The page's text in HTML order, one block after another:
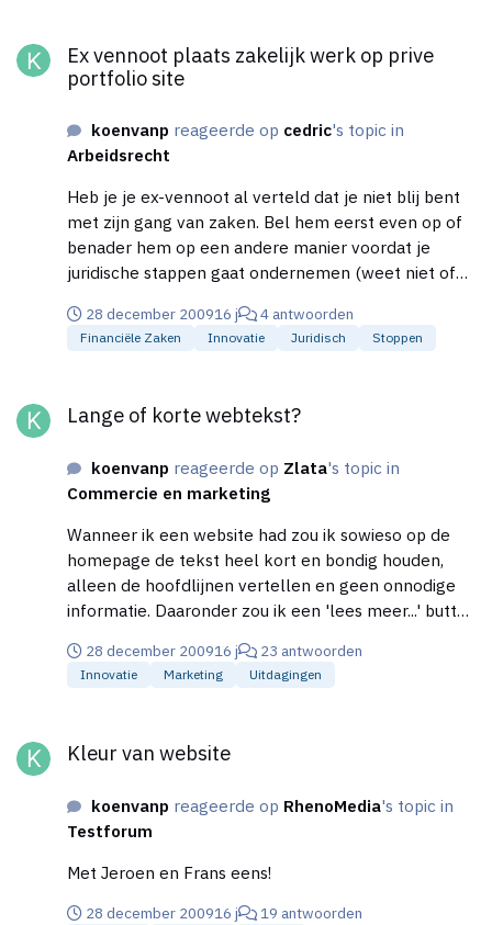
van de website niet ten goede komen. Wat ik wel
erg mooi vind is de header.
Ex vennoot plaats zakelijk werk op prive
portfolio site
koenvanp reageerde op cedric's topic in
Arbeidsrecht
Heb je je ex-vennoot al verteld dat je niet blij bent
met zijn gang van zaken. Bel hem eerst even op of
benader hem op een andere manier voordat je
juridische stappen gaat ondernemen (weet niet of
nooit dingen tegen hem gebruiken, dreigen of iets
anders. Dat kan alleen maar in jou nadeel werken!
28 december 200916 j 4 antwoorden
Financiële Zaken Innovatie Juridisch Stoppen
Lange of korte webtekst?
koenvanp reageerde op Zlata's topic in
Commercie en marketing
Wanneer ik een website had zou ik sowieso op de
homepage de tekst heel kort en bondig houden,
alleen de hoofdlijnen vertellen en geen onnodige
informatie. Daaronder zou ik een 'lees meer...' button
meteen door kunnen klikken naar een langere
tekst. Deze tekst zou iets uitgebreider moeten zijn,
computerbeeldscherm. Als mensen echt interesse
vragen over de telefoon of mail.
28 december 200916 j 23 antwoorden
Innovatie Marketing Uitdagingen
Kleur van website
koenvanp reageerde op RhenoMedia's topic in
Testforum
Met Jeroen en Frans eens!
28 december 200916 j 19 antwoorden